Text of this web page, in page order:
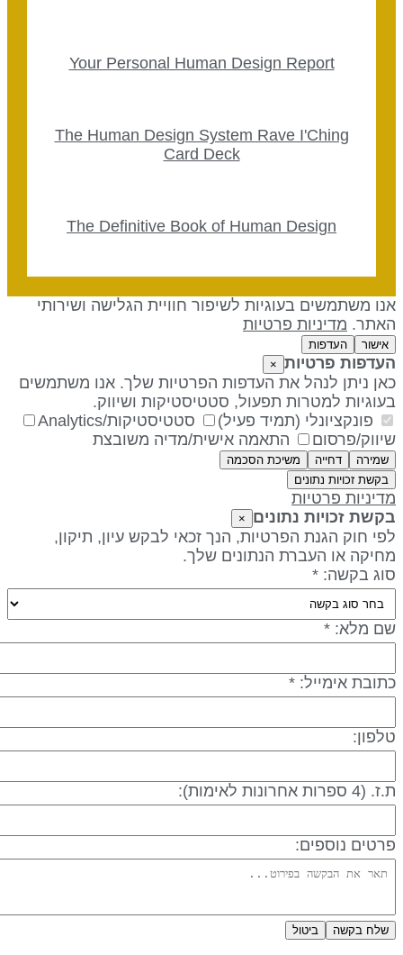
Your Personal Human Design Report
The Human Design System Rave I'Ching
Card Deck
The Definitive Book of Human Design
משתמשים בעוגיות לשיפור חוויית הגלישה ושירותי
מדיניות פרטיות
אישור העדפות
פרטיות ×
ניתן לנהל את העדפות הפרטיות שלך. אנו משתמשים
למטרות תפעול, סטטיסטיקות ושיווק.
פונקציונלי (תמיד פעיל)
סטטיסטיקות/Analytics
פרסום
התאמה אישית/מדיה משובצת
שמירה דחייה
משיכת הסכמה
בקשת זכויות נתונים
פרטיות
זכויות נתונים
חוק הגנת הפרטיות, הנך זכאי לבקש עיון, תיקון,
או העברת הנתונים שלך.
בקשה: *
מלא: *
אימייל: *
ספרות אחרונות לאימות):
נוספים:
שלח בקשה ביטול